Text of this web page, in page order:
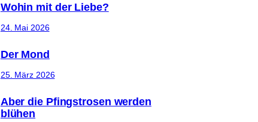
Wohin mit der Liebe?
24. Mai 2026
Der Mond
25. März 2026
Aber die Pfingstrosen werden
blühen